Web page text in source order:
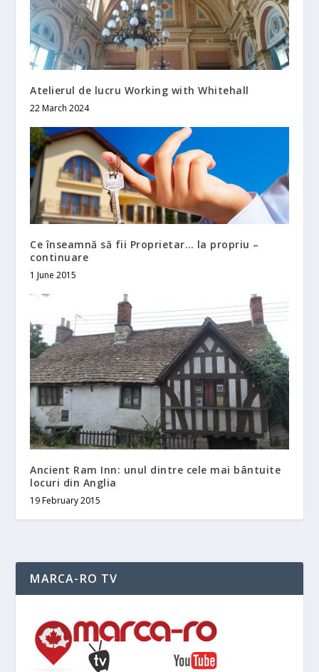
Atelierul de lucru Working with Whitehall
22 March 2024
Ce înseamnă să fii Proprietar… la propriu –
continuare
1 June 2015
Ancient Ram Inn: unul dintre cele mai bântuite
locuri din Anglia
19 February 2015
MARCA-RO TV